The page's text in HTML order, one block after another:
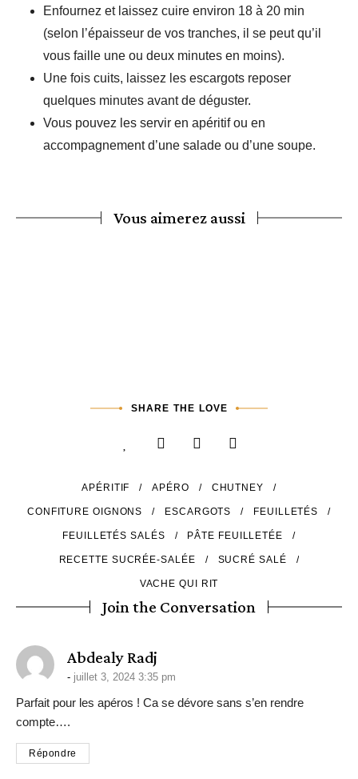
Enfournez et laissez cuire environ 18 à 20 min
(selon l’épaisseur de vos tranches, il se peut qu’il
vous faille une ou deux minutes en moins).
Une fois cuits, laissez les escargots reposer
quelques minutes avant de déguster.
Vous pouvez les servir en apéritif ou en
accompagnement d’une salade ou d’une soupe.
Vous aimerez aussi
SHARE THE LOVE
APÉRITIF APÉRO CHUTNEY
CONFITURE OIGNONS ESCARGOTS FEUILLETÉS
FEUILLETÉS SALÉS PÂTE FEUILLETÉE
RECETTE SUCRÉE-SALÉE SUCRÉ SALÉ
VACHE QUI RIT
Join the Conversation
Abdealy Radj
juillet 3, 2024 3:35 pm
Parfait pour les apéros ! Ca se dévore sans s’en rendre
compte….
Répondre